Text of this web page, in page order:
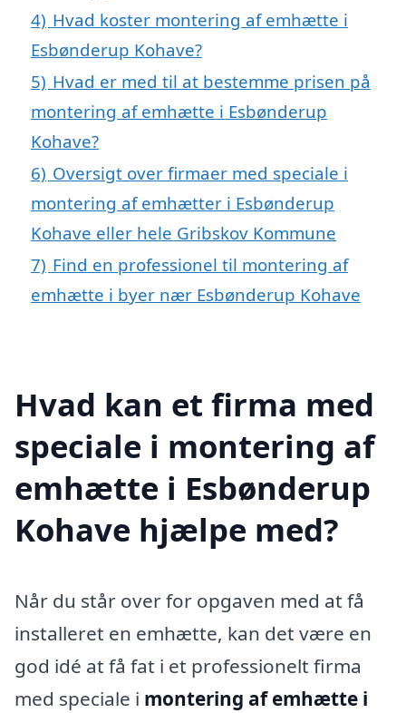
4) Hvad koster montering af emhætte i
Esbønderup Kohave?
5) Hvad er med til at bestemme prisen på
montering af emhætte i Esbønderup
Kohave?
6) Oversigt over firmaer med speciale i
montering af emhætter i Esbønderup
Kohave eller hele Gribskov Kommune
7) Find en professionel til montering af
emhætte i byer nær Esbønderup Kohave
Hvad kan et firma med
speciale i montering af
emhætte i Esbønderup
Kohave hjælpe med?
Når du står over for opgaven med at få
installeret en emhætte, kan det være en
god idé at få fat i et professionelt firma
med speciale i montering af emhætte i